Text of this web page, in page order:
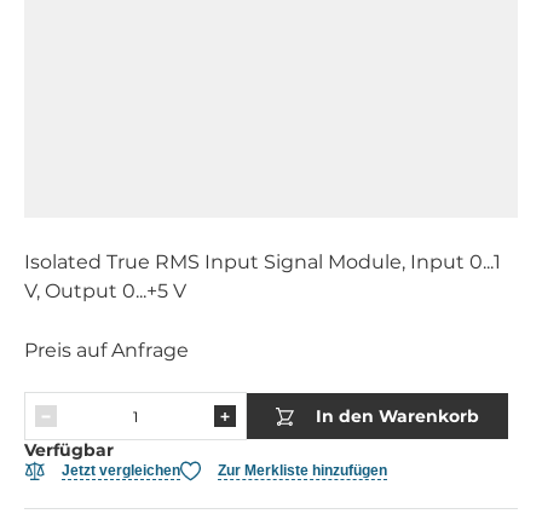
Isolated True RMS Input Signal Module, Input 0...1
V, Output 0...+5 V
Preis auf Anfrage
In den Warenkorb
Verfügbar
Jetzt vergleichen Zur Merkliste hinzufügen